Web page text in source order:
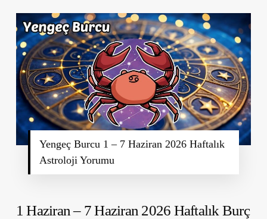
Yengeç Burcu 1 – 7 Haziran 2026 Haftalık
Astroloji Yorumu
1 Haziran – 7 Haziran 2026 Haftalık Burç